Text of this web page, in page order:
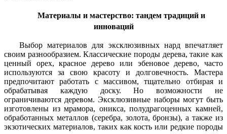
Материалы и мастерство: тандем традиций и
инноваций
Выбор материалов для эксклюзивных нард впечатляет
своим разнообразием. Классические породы дерева, такие как
ценный орех, красное дерево или эбеновое дерево, часто
используются за свою красоту и долговечность. Мастера
предпочитают работать с массивом, тщательно отбирая и
обрабатывая каждую доску. Но возможности не
ограничиваются деревом. Эксклюзивные наборы могут быть
изготовлены из мрамора, оникса, полудрагоценных камней,
обработанных металлов (серебра, золота, бронзы), а также из
экзотических материалов, таких как кость или редкие породы